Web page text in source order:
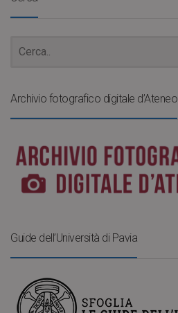
Archivio fotografico digitale d’Ateneo
Guide dell’Università di Pavia